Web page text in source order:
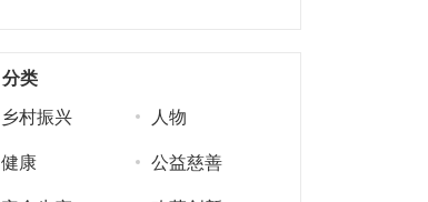
分类
乡村振兴 人物
健康 公益慈善